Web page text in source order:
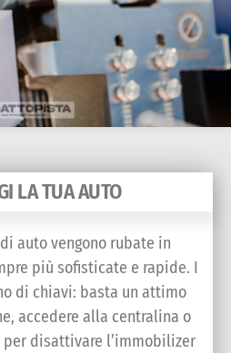
LA TUA AUTO
auto vengono rubate in
più sofisticate e rapide. I
di chiavi: basta un attimo
accedere alla centralina o
per disattivare l’immobilizer